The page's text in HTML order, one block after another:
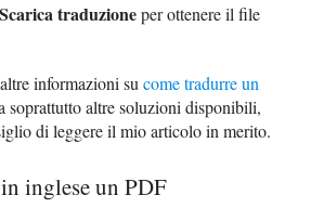
Scarica traduzioneper ottenere il file
informazioni sucome tradurre un
soprattutto altre soluzioni disponibili,
di leggere il mio articolo in merito.
inglese un PDF